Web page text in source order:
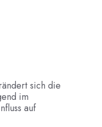
sich die
im
auf